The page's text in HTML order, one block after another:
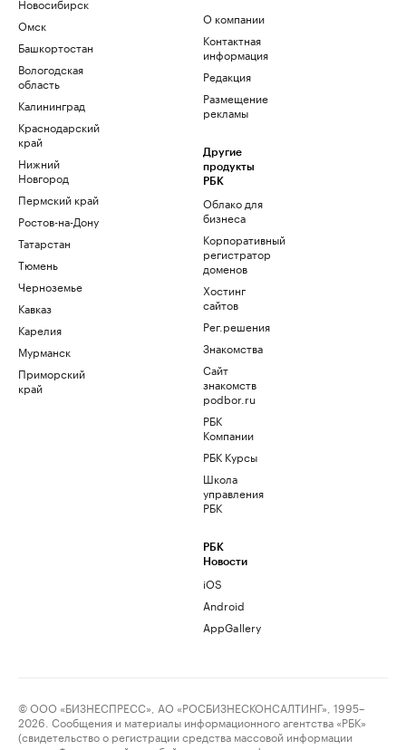
Омск
Башкортостан
Вологодская
область
Калининград
Краснодарский
край
Нижний
Новгород
Пермский край
Ростов-на-Дону
Татарстан
Тюмень
Черноземье
Кавказ
Карелия
Мурманск
Приморский
край
О компании
Контактная
информация
Редакция
Размещение
рекламы
Другие
продукты
РБК
Облако для
бизнеса
Корпоративный
регистратор
доменов
Хостинг
сайтов
Рег.решения
Знакомства
Сайт
знакомств
podbor.ru
РБК
Компании
РБК Курсы
Школа
управления
РБК
РБК
Новости
iOS
Android
AppGallery
© ООО «БИЗНЕСПРЕСС», АО «РОСБИЗНЕСКОНСАЛТИНГ», 1995–
2026. Сообщения и материалы информационного агентства «РБК»
(свидетельство о регистрации средства массовой информации